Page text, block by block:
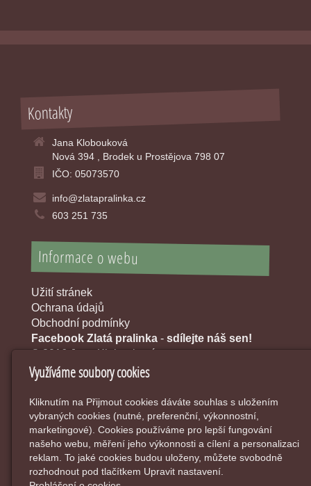
Kontakty
Jana Klobouková
Nová 394 , Brodek u Prostějova 798 07
IČO: 05073570
info@zlatapralinka.cz
603 251 735
Informace o webu
Užití stránek
Ochrana údajů
Obchodní podmínky
Facebook Zlatá pralinka - sdílejte náš sen!
© 2016 Jana Klobouková
Využíváme soubory cookies
Kliknutím na Přijmout cookies dáváte souhlas s uložením
vybraných cookies (nutné, preferenční, výkonnostní,
marketingové). Cookies používáme pro lepší fungování
našeho webu, měření jeho výkonnosti a cílení a personalizaci
reklam. To jaké cookies budou uloženy, můžete svobodně
rozhodnout pod tlačítkem Upravit nastavení.